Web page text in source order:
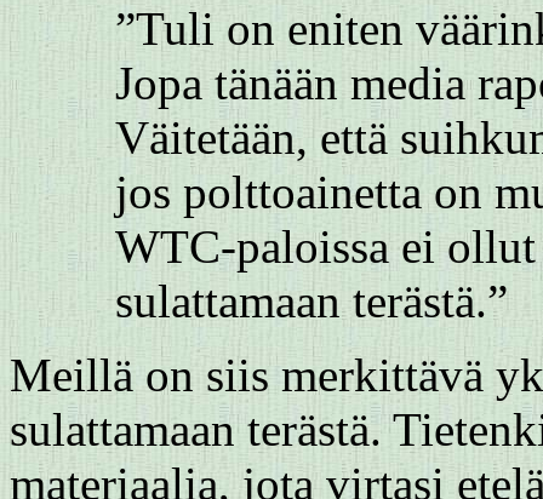
”Tuli on eniten
Jopa tänään media
Väitetään, että
jos polttoainetta on
WTC-paloissa ei ollut
sulattamaan terästä.”
Meillä on siis merkittävä
sulattamaan terästä.
materiaalia, jota virtasi